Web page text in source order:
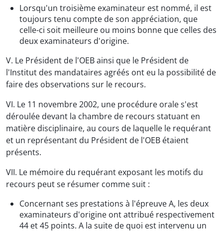
Lorsqu'un troisième examinateur est nommé, il est
toujours tenu compte de son appréciation, que
celle-ci soit meilleure ou moins bonne que celles des
deux examinateurs d'origine.
V. Le Président de l'OEB ainsi que le Président de
l'Institut des mandataires agréés ont eu la possibilité de
faire des observations sur le recours.
VI. Le 11 novembre 2002, une procédure orale s'est
déroulée devant la chambre de recours statuant en
matière disciplinaire, au cours de laquelle le requérant
et un représentant du Président de l'OEB étaient
présents.
VII. Le mémoire du requérant exposant les motifs du
recours peut se résumer comme suit :
Concernant ses prestations à l'épreuve A, les deux
examinateurs d'origine ont attribué respectivement
44 et 45 points. A la suite de quoi est intervenu un